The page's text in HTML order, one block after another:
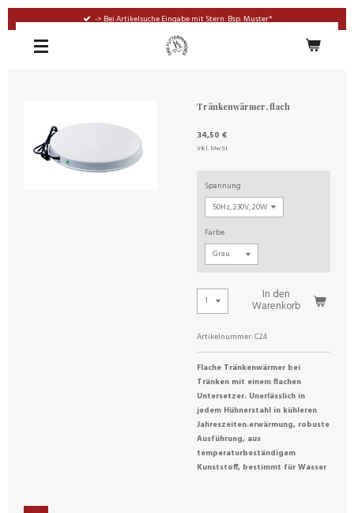
springen
-> Bei Artikelsuche Eingabe mit Stern: Bsp. Muster*
Tränkenwärmer, flach
34,50 €
inkl. MwSt
Spannung
Farbe
In den
Warenkorb
Artikelnummer:C24
Flache Tränkenwärmer bei
Tränken mit einemflachen
Untersetzer. Unerlässlich in
jedem Hühnerstahl in kühleren
Jahreszeiten.erwärmung, robuste
Ausführung, aus
temperaturbeständigem
Kunststoff, bestimmt für Wasser